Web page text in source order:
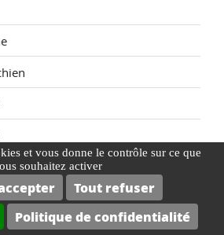
et vous donne le contrôle sur ce que
souhaitez activer
Tout refuser
Politique de confidentialité